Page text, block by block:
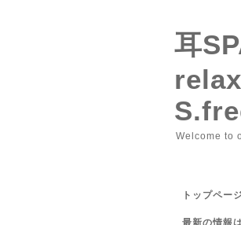
耳
Welcome to
トップペー
最新の情報